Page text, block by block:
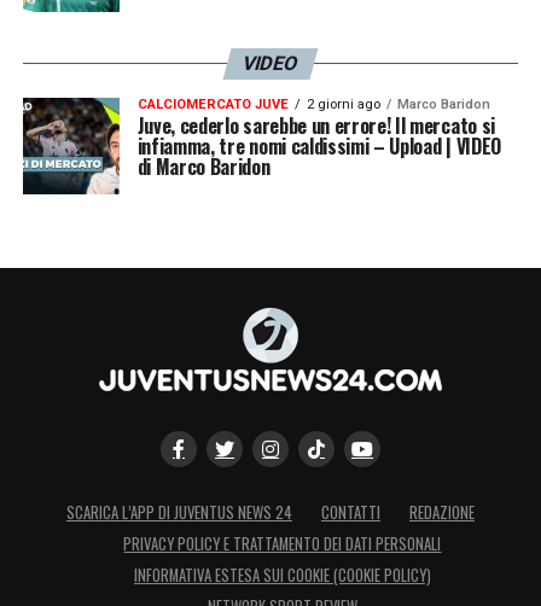
VIDEO
CALCIOMERCATO JUVE 2 giorni ago Marco Baridon
Juve, cederlo sarebbe un errore! Il mercato si
infiamma, tre nomi caldissimi – Upload | VIDEO
di Marco Baridon
SCARICA L’APP DI JUVENTUS NEWS 24 CONTATTI
REDAZIONE
PRIVACY POLICY E TRATTAMENTO DEI DATI PERSONALI
INFORMATIVA ESTESA SUI COOKIE (COOKIE POLICY)